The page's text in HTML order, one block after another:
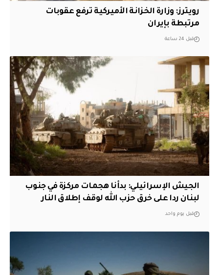
‏رويترز: وزارة الخزانة الأميركية ترفع عقوبات
مرتبطة بإيران
قبل 24 ساعة
الجيش الإسرائيلي: بدأنا هجمات مركزة في جنوب
لبنان ردا على خرق حزب الله لوقف إطلاق النار
قبل يوم واحد